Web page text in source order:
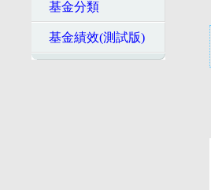
基金分類
基金績效(測試版)